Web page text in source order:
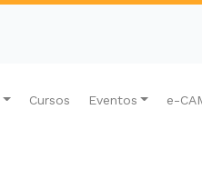
Cursos Eventos e-